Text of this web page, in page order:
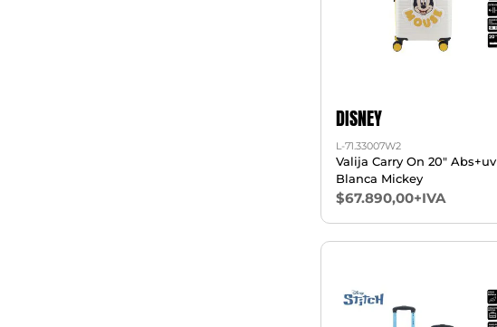
DISNEY
L-71.33007W2
Valija Carry On 20" Abs+uv
Blanca Mickey
$67.890,00+IVA